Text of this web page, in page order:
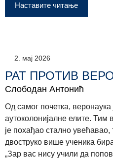
Наставите читање
2. мај 2026
РАТ ПРОТИВ
Слободан Антонић
Од самог почетка, веронаука
аутоколонијалне елите. Тим
је похађао стално увећавао,
двоструко више ученика
„Зар вас нису учили да